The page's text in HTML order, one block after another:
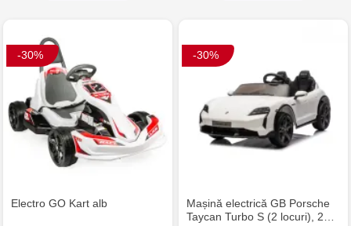
-30%
Electro GO Kart alb
-30%
Mașină electrică GB Porsche
Taycan Turbo S (2 locuri), 2…